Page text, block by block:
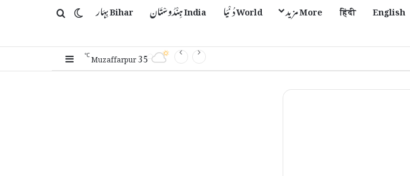
English
हिंदी More مزید World دُنْیَا India ہِنْدُوسْتَان Bihar بِہَار Switch skin
Muzaffarpur35
℃